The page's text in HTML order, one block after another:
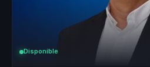
Disponible